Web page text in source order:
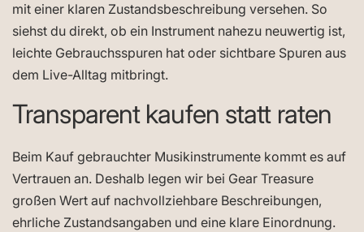
mit einer klaren Zustandsbeschreibung versehen. So
siehst du direkt, ob ein Instrument nahezu neuwertig ist,
leichte Gebrauchsspuren hat oder sichtbare Spuren aus
dem Live-Alltag mitbringt.
Transparent kaufen statt raten
Beim Kauf gebrauchter Musikinstrumente kommt es auf
Vertrauen an. Deshalb legen wir bei Gear Treasure
großen Wert auf nachvollziehbare Beschreibungen,
ehrliche Zustandsangaben und eine klare Einordnung.